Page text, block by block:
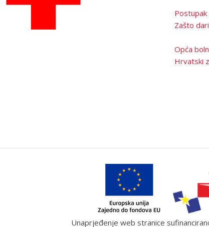
Postupak
Zašto
Opća
Hrvatski
Unaprjeđenje web stranice